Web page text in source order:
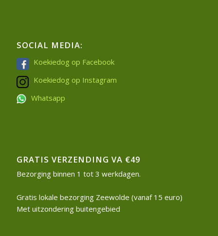
SOCIAL MEDIA:
Koekiedog op Facebook
Koekiedog op Instagram
Whatsapp
GRATIS VERZENDING VA €49
Bezorging binnen 1 tot 3 werkdagen.
Gratis lokale bezorging Zeewolde (vanaf 15 euro)
Met uitzondering buitengebied